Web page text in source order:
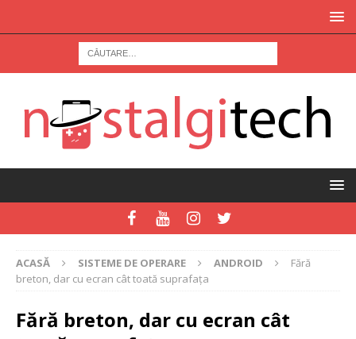
ACASĂ SISTEME DE OPERARE ANDROID
Fără
breton, dar cu ecran cât toată suprafața
Fără breton, dar cu ecran cât